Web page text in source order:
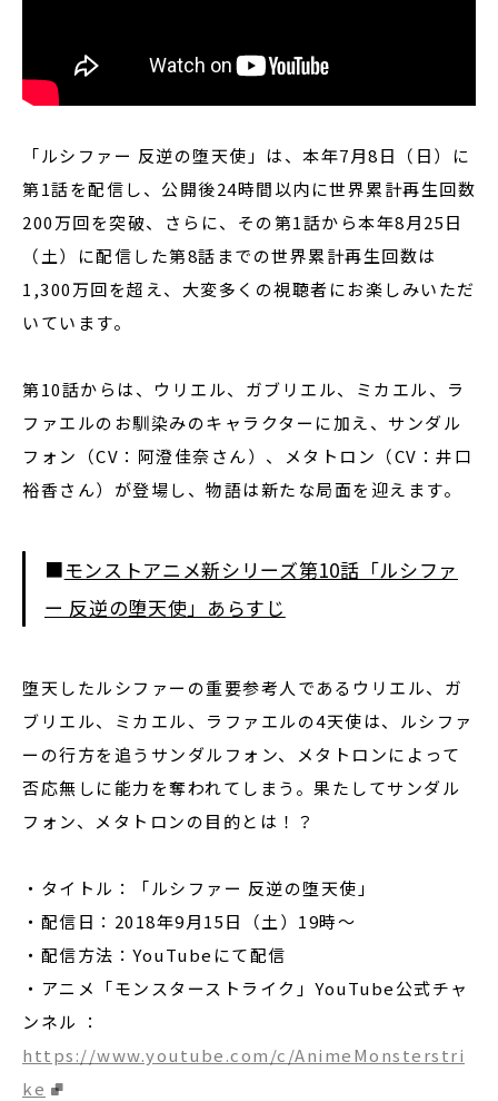
「ルシファー 反逆の堕天使」は、本年7月8日（日）に
第1話を配信し、公開後24時間以内に世界累計再生回数
200万回を突破、さらに、その第1話から本年8月25日
（土）に配信した第8話までの世界累計再生回数は
1,300万回を超え、大変多くの視聴者にお楽しみいただ
いています。
第10話からは、ウリエル、ガブリエル、ミカエル、ラ
ファエルのお馴染みのキャラクターに加え、サンダル
フォン（CV：阿澄佳奈さん）、メタトロン（CV：井口
裕香さん）が登場し、物語は新たな局面を迎えます。
■モンストアニメ新シリーズ第10話「ルシファ
ー 反逆の堕天使」あらすじ
堕天したルシファーの重要参考人であるウリエル、ガ
ブリエル、ミカエル、ラファエルの4天使は、ルシファ
ーの行方を追うサンダルフォン、メタトロンによって
否応無しに能力を奪われてしまう。果たしてサンダル
フォン、メタトロンの目的とは！？
・タイトル：「ルシファー 反逆の堕天使」
・配信日：2018年9月15日（土）19時～
・配信方法：YouTubeにて配信
・アニメ「モンスターストライク」YouTube公式チャ
ンネル ：
https://www.youtube.com/c/AnimeMonsterstri
ke